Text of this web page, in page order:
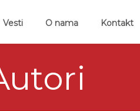
Vesti O nama Kontakt